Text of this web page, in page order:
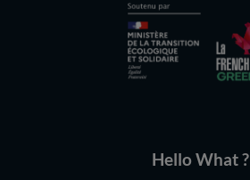
Hello What ?